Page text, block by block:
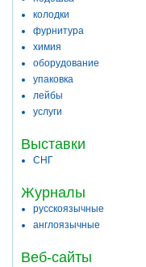
колодки
фурнитура
химия
оборудование
упаковка
лейбы
услуги
Выставки
СНГ
Журналы
русскоязычные
англоязычные
Веб-сайты